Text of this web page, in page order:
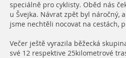
speciálně pro cyklisty. Oběd nás
u Švejka. Návrat zpět byl náročný,
jsme nechtěli nocovat na cestách,
Večer ještě vyrazila běžecká
své 12 respektive 25kilometrové